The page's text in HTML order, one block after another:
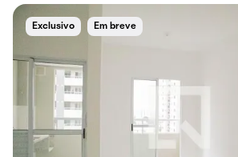
Exclusivo Em breve